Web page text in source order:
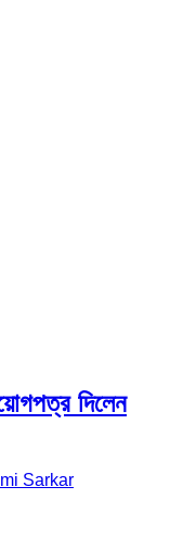
দিলেন
Sarkar